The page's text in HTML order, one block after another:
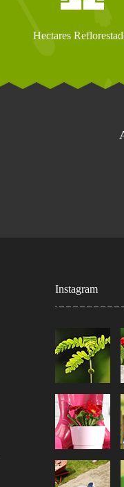
Hectares
Instagram